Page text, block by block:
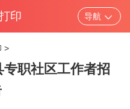
印 导航
>
职社区工作者招